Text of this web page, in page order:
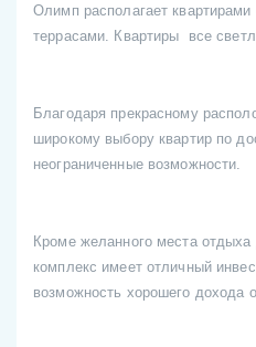
Олимп располагает
террасами. Квартиры все
Благодаря прекрасному
широкому выбору квартир по
неограниченные возможности.
Кроме желанного места
комплекс имеет отличный
возможность хорошего дохода